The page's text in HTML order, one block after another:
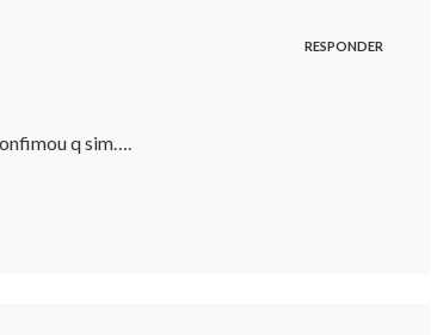
q sim….
RESPONDER